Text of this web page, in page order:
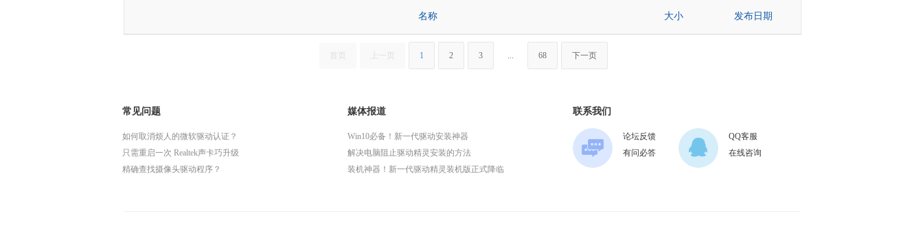
名称 大小 发布日期
首页 上一页 1 2 3 ... 68 下一页
常见问题
如何取消烦人的微软驱动认证？
只需重启一次 Realtek声卡巧升级
精确查找摄像头驱动程序？
媒体报道
Win10必备！新一代驱动安装神器
解决电脑阻止驱动精灵安装的方法
装机神器！新一代驱动精灵装机版正式降临
联系我们
论坛反馈
有问必答
QQ客服
在线咨询